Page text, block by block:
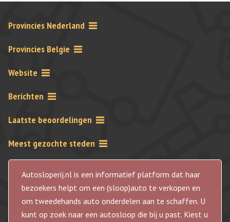
Provincies Nederland
Provincies Belgie
Website
Berichten
Laatste beoordelingen
Meest gezochte steden
Autosloperij.nl is een informatief platform dat haar
bezoekers helpt om een (sloop)auto te verkopen en
om tweedehands auto onderdelen aan te schaffen. U
kunt op zoek naar een autosloop die bij u past. Kiest u